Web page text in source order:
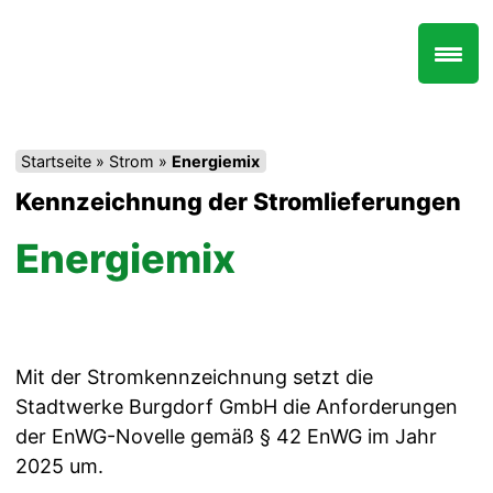
Startseite » Strom » Energiemix
Kennzeichnung der Stromlieferungen
Energiemix
Mit der Stromkennzeichnung setzt die
Stadtwerke Burgdorf GmbH die Anforderungen
der EnWG-Novelle gemäß § 42 EnWG im Jahr
2025 um.